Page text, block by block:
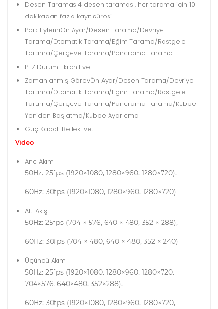
Desen Taraması4 desen taraması, her tarama için 10
dakikadan fazla kayıt süresi
Park EylemiÖn Ayar/Desen Tarama/Devriye
Tarama/Otomatik Tarama/Eğim Tarama/Rastgele
Tarama/Çerçeve Tarama/Panorama Tarama
PTZ Durum EkranıEvet
Zamanlanmış GörevÖn Ayar/Desen Tarama/Devriye
Tarama/Otomatik Tarama/Eğim Tarama/Rastgele
Tarama/Çerçeve Tarama/Panorama Tarama/Kubbe
Yeniden Başlatma/Kubbe Ayarlama
Güç Kapalı BellekEvet
Video
Ana Akım
50Hz: 25fps (1920×1080, 1280×960, 1280×720),
60Hz: 30fps (1920×1080, 1280×960, 1280×720)
Alt-Akış
50Hz: 25fps (704 × 576, 640 × 480, 352 × 288),
60Hz: 30fps (704 × 480, 640 × 480, 352 × 240)
Üçüncü Akım
50Hz: 25fps (1920×1080, 1280×960, 1280×720,
704×576, 640×480, 352×288),
60Hz: 30fps (1920×1080, 1280×960, 1280×720,